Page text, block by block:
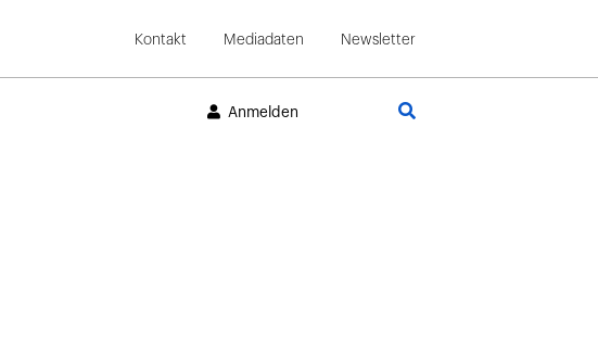
Kontakt Mediadaten Newsletter
Anmelden